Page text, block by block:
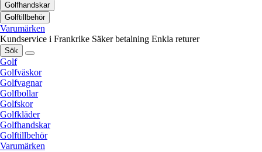
Golfhandskar
Golftillbehör
Varumärken
Kundservice i Frankrike Säker betalning Enkla returer
Sök
Golf
Golfväskor
Golfvagnar
Golfbollar
Golfskor
Golfkläder
Golfhandskar
Golftillbehör
Varumärken